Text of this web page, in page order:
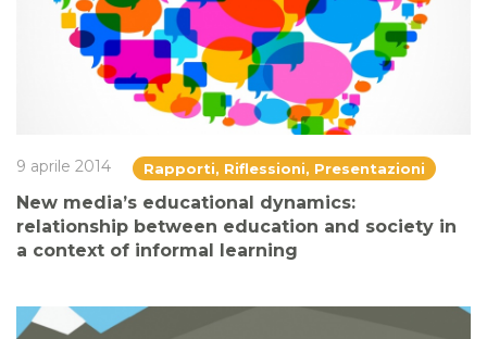
9 aprile 2014 Rapporti, Riflessioni, Presentazioni
New media’s educational dynamics:
relationship between education and society in
a context of informal learning